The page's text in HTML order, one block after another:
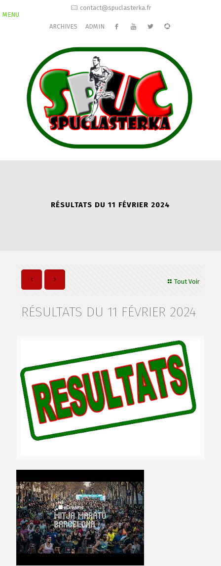
contact@spuclasterka.fr
ARCHIVES ADMIN
MENU
RÉSULTATS DU 11 FÉVRIER 2024
Tout Voir
RÉSULTATS DU 11 FÉVRIER 2024